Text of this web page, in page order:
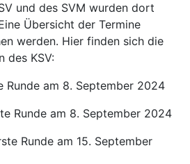
und des SVM wurden dort
Übersicht der Termine
werden. Hier finden sich die
des KSV:
Runde am 8. September 2024
Runde am 8. September 2024
Runde am 15. September